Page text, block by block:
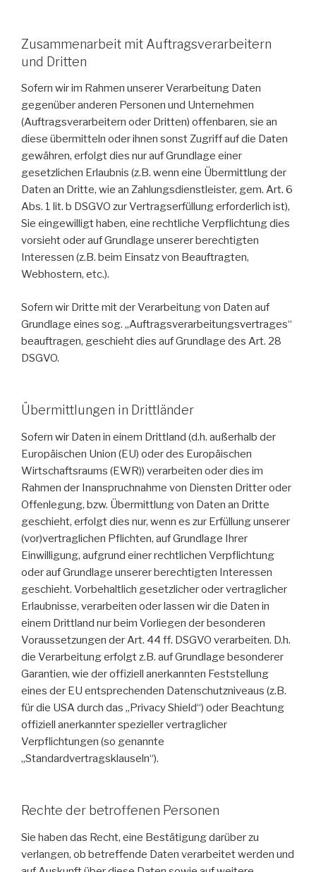
Zusammenarbeit mit Auftragsverarbeitern
und Dritten
Sofern wir im Rahmen unserer Verarbeitung Daten
gegenüber anderen Personen und Unternehmen
(Auftragsverarbeitern oder Dritten) offenbaren, sie an
diese übermitteln oder ihnen sonst Zugriff auf die Daten
gewähren, erfolgt dies nur auf Grundlage einer
gesetzlichen Erlaubnis (z.B. wenn eine Übermittlung der
Daten an Dritte, wie an Zahlungsdienstleister, gem. Art. 6
Abs. 1 lit. b DSGVO zur Vertragserfüllung erforderlich ist),
Sie eingewilligt haben, eine rechtliche Verpflichtung dies
vorsieht oder auf Grundlage unserer berechtigten
Interessen (z.B. beim Einsatz von Beauftragten,
Webhostern, etc.).
Sofern wir Dritte mit der Verarbeitung von Daten auf
Grundlage eines sog. „Auftragsverarbeitungsvertrages“
beauftragen, geschieht dies auf Grundlage des Art. 28
DSGVO.
Übermittlungen in Drittländer
Sofern wir Daten in einem Drittland (d.h. außerhalb der
Europäischen Union (EU) oder des Europäischen
Wirtschaftsraums (EWR)) verarbeiten oder dies im
Rahmen der Inanspruchnahme von Diensten Dritter oder
Offenlegung, bzw. Übermittlung von Daten an Dritte
geschieht, erfolgt dies nur, wenn es zur Erfüllung unserer
(vor)vertraglichen Pflichten, auf Grundlage Ihrer
Einwilligung, aufgrund einer rechtlichen Verpflichtung
oder auf Grundlage unserer berechtigten Interessen
geschieht. Vorbehaltlich gesetzlicher oder vertraglicher
Erlaubnisse, verarbeiten oder lassen wir die Daten in
einem Drittland nur beim Vorliegen der besonderen
Voraussetzungen der Art. 44 ff. DSGVO verarbeiten. D.h.
die Verarbeitung erfolgt z.B. auf Grundlage besonderer
Garantien, wie der offiziell anerkannten Feststellung
eines der EU entsprechenden Datenschutzniveaus (z.B.
für die USA durch das „Privacy Shield“) oder Beachtung
offiziell anerkannter spezieller vertraglicher
Verpflichtungen (so genannte
„Standardvertragsklauseln“).
Rechte der betroffenen Personen
Sie haben das Recht, eine Bestätigung darüber zu
verlangen, ob betreffende Daten verarbeitet werden und